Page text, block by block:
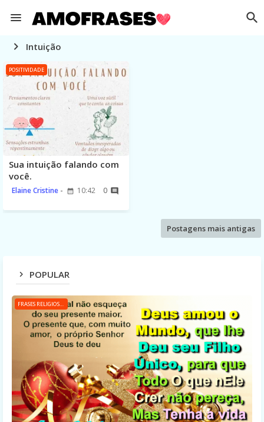
Intuição
POSITIVIDADE
Sua intuição falando com
você.
Elaine Cristine 10:42 0
Postagens mais antigas
POPULAR
FRASES RELIGIOSAS